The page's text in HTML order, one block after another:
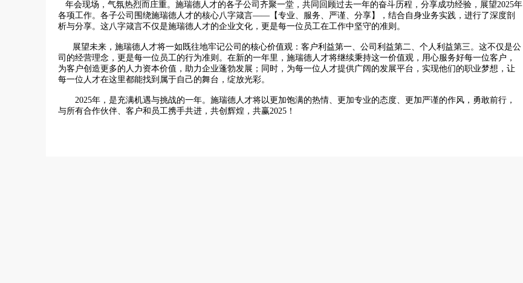
年会现场，气氛热烈而庄重。施瑞德人才的各子公司齐聚一堂，共同回顾过去一年的奋斗历程，分享成功经验，展望2025年
各项工作。各子公司围绕施瑞德人才的核心八字箴言——【专业、服务、严谨、分享】，结合自身业务实践，进行了深度剖
析与分享。这八字箴言不仅是施瑞德人才的企业文化，更是每一位员工在工作中坚守的准则。
展望未来，施瑞德人才将一如既往地牢记公司的核心价值观：客户利益第一、公司利益第二、个人利益第三。这不仅是公
司的经营理念，更是每一位员工的行为准则。在新的一年里，施瑞德人才将继续秉持这一价值观，用心服务好每一位客户，
为客户创造更多的人力资本价值，助力企业蓬勃发展；同时，为每一位人才提供广阔的发展平台，实现他们的职业梦想，让
每一位人才在这里都能找到属于自己的舞台，绽放光彩。
2025年，是充满机遇与挑战的一年。施瑞德人才将以更加饱满的热情、更加专业的态度、更加严谨的作风，勇敢前行，
与所有合作伙伴、客户和员工携手共进，共创辉煌，共赢2025！